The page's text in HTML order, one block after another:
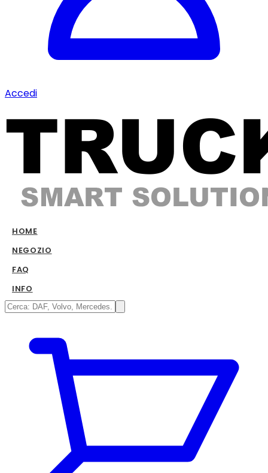
Accedi
HOME
NEGOZIO
FAQ
INFO